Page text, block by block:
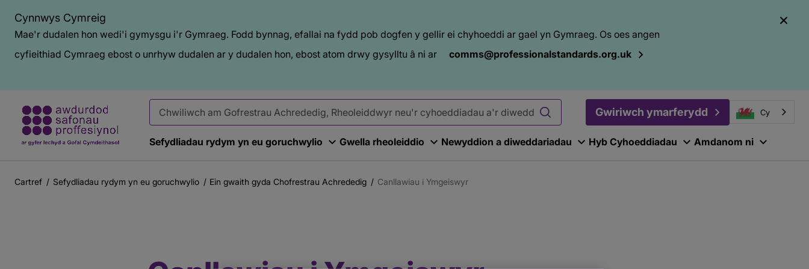
Cynnwys Cymreig
Mae'r dudalen hon wedi'i gymysgu i'r Gymraeg. Fodd bynnag, efallai na fydd pob dogfen y gellir ei chyhoeddi ar gael yn Gymraeg. Os oes angen
cyfieithiad Cymraeg ebost o unrhyw dudalen ar y dudalen hon, ebost atom drwy gysylltu â ni ar
comms@professionalstandards.org.uk
Gwiriwch ymarferydd Cy
Sefydliadau rydym yn eu goruchwylio Gwella rheoleiddio Newyddion a diweddariadau Hyb Cyhoeddiadau Amdanom ni
Briwsion
Cartref Sefydliadau rydym yn eu goruchwylio Ein gwaith gyda Chofrestrau Achrededig Canllawiau i Ymgeiswyr